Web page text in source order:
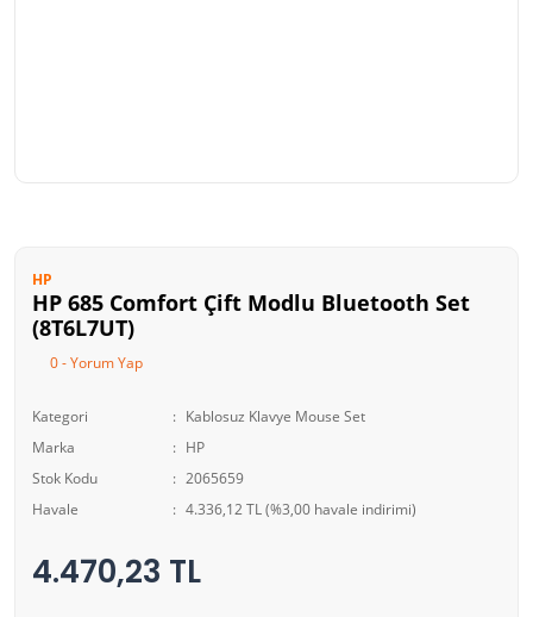
HP
HP 685 Comfort Çift Modlu Bluetooth Set
(8T6L7UT)
0 - Yorum Yap
Kategori
Kablosuz Klavye Mouse Set
Marka
HP
Stok Kodu
2065659
Havale
4.336,12 TL (%3,00 havale indirimi)
4.470,23 TL